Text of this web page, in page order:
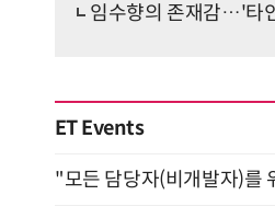
임수향의 존재감…'타
ET Events
"모든 담당자(비개발자)를